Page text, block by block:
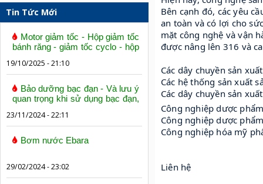
Tin Tức Mới
Motor giảm tốc - Hộp giảm tốc
bánh răng - giảm tốc cyclo - hộp
19/10/2025 - 21:10
Bảo dưỡng bạc đạn - Và lưu ý
quan trọng khi sử dụng bạc đạn,
23/11/2024 - 22:11
Bơm nước Ebara
29/02/2024 - 23:02
Bên cạnh đó, các yêu
an toàn và có lợi cho
mặt công nghệ và vận
được nâng lên 316 và
Các dây chuyền sản
Các hệ thống sản xuất
Các dây chuyền sản
Công nghiệp dược
Công nghiệp dược
Công nghiệp hóa mỹ
Liên hệ